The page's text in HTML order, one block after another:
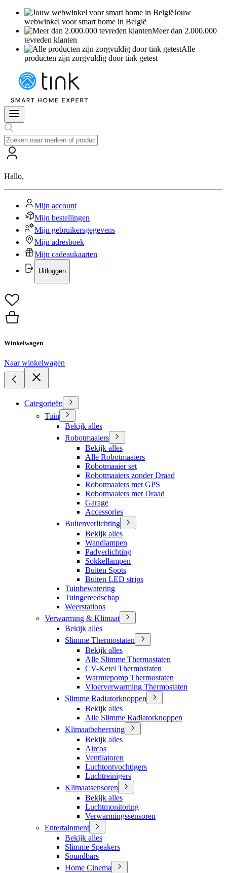
Jouw
webwinkel voor smart home in België
Meer dan 2.000.000
tevreden klanten
Alle
producten zijn zorgvuldig door tink getest
Hallo,
Mijn account
Mijn bestellingen
Mijn gebruikersgegevens
Mijn adresboek
Mijn cadeaukaarten
Uitloggen
Winkelwagen
Naar winkelwagen
Categorieën
Tuin
Bekijk alles
Robotmaaiers
Bekijk alles
Alle Robotmaaiers
Robotmaaier set
Robotmaaiers zonder Draad
Robotmaaiers met GPS
Robotmaaiers met Draad
Garage
Accessories
Buitenverlichting
Bekijk alles
Wandlampen
Padverlichting
Sokkellampen
Buiten Spots
Buiten LED strips
Tuinbewatering
Tuingereedschap
Weerstations
Verwarming & Klimaat
Bekijk alles
Slimme Thermostaten
Bekijk alles
Alle Slimme Thermostaten
CV-Ketel Thermostaten
Warmtepomp Thermostaten
Vloerverwarming Thermostaten
Slimme Radiatorknoppen
Bekijk alles
Alle Slimme Radiatorknoppen
Klimaatbeheersing
Bekijk alles
Aircos
Ventilatoren
Luchtontvochtigers
Luchtreinigers
Klimaatsensoren
Bekijk alles
Luchtmonitoring
Verwarmingssensoren
Entertainment
Bekijk alles
Slimme Speakers
Soundbars
Home Cinema